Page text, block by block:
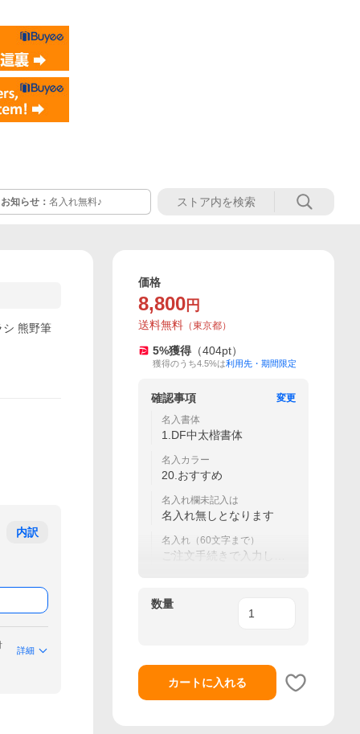
お知らせ： 名入れ無料♪
シ 熊野筆
内訳
詳細
価格
8,800 円
送料無料 （東京都）
5%獲得 （404pt）
獲得のうち4.5%は利用先・期間限定
確認事項
変更
名入書体
1.DF中太楷書体
名入カラー
20.おすすめ
名入れ欄未記入は
名入れ無しとなります
名入れ（60文字まで）
ご注文手続きで入力して
数量
カートに入れる